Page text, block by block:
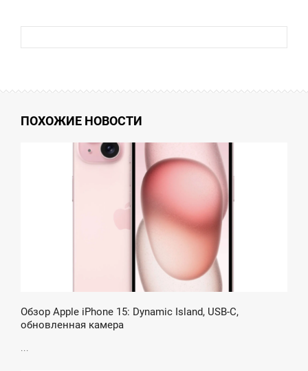
ПОХОЖИЕ НОВОСТИ
Обзор Apple iPhone 15: Dynamic Island, USB-C,
обновленная камера
...